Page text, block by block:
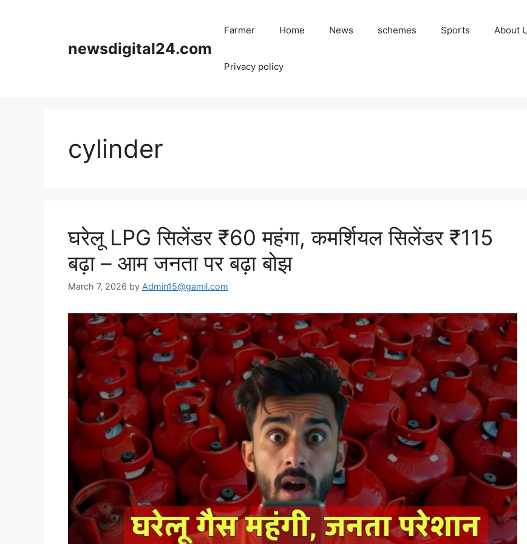
newsdigital24.com
Farmer Home News schemes Sports About
Privacy policy
cylinder
घरेलू LPG सिलेंडर ₹60 महंगा, कमर्शियल सिलेंडर ₹115
बढ़ा – आम जनता पर बढ़ा बोझ
March 7, 2026 by Admin15@gamil.com